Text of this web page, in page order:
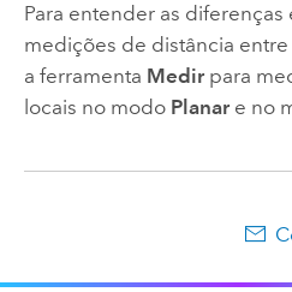
Para entender as diferenças
medições de distância
a ferramenta Medirpara
locais no modo Planare no